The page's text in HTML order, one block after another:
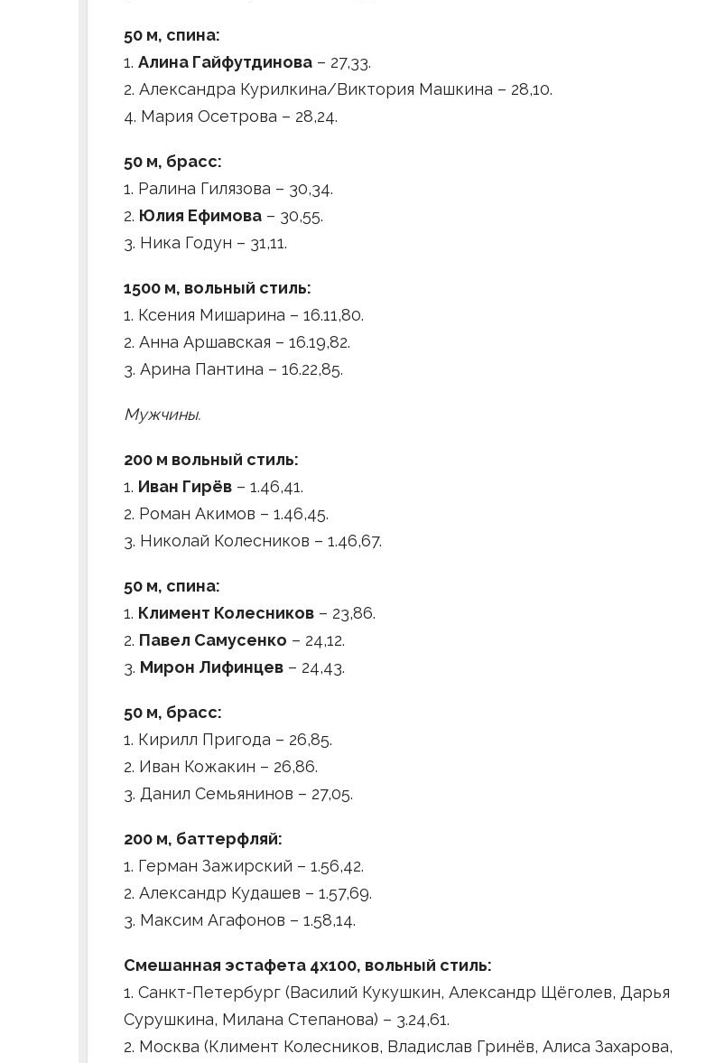
50 м, спина:
1. Алина Гайфутдинова – 27,33.
2. Александра Курилкина/Виктория Машкина – 28,10.
4. Мария Осетрова – 28,24.
50 м, брасс:
1. Ралина Гилязова – 30,34.
2. Юлия Ефимова – 30,55.
3. Ника Годун – 31,11.
1500 м, вольный стиль:
1. Ксения Мишарина – 16.11,80.
2. Анна Аршавская – 16.19,82.
3. Арина Пантина – 16.22,85.
Мужчины.
200 м вольный стиль:
1. Иван Гирёв – 1.46,41.
2. Роман Акимов – 1.46,45.
3. Николай Колесников – 1.46,67.
50 м, спина:
1. Климент Колесников – 23,86.
2. Павел Самусенко – 24,12.
3. Мирон Лифинцев – 24,43.
50 м, брасс:
1. Кирилл Пригода – 26,85.
2. Иван Кожакин – 26,86.
3. Данил Семьянинов – 27,05.
200 м, баттерфляй:
1. Герман Зажирский – 1.56,42.
2. Александр Кудашев – 1.57,69.
3. Максим Агафонов – 1.58,14.
Смешанная эстафета 4х100, вольный стиль:
1. Санкт-Петербург (Василий Кукушкин, Александр Щёголев, Дарья
Сурушкина, Милана Степанова) – 3.24,61.
2. Москва (Климент Колесников, Владислав Гринёв, Алиса Захарова,